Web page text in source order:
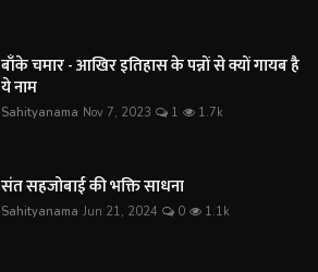
बाँके चमार - आखिर इतिहास के पन्नों से क्यों गायब है
ये नाम
Sahityanama Nov 7, 2023 1 1.7k
संत सहजोबाई की भक्ति साधना
Sahityanama Jun 21, 2024 0 1.1k